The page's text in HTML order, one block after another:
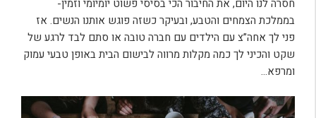
חסרה לנו היום, את החיבור הכי בסיסי פשוט יומיומי וזמין-
בממלכת הצמחים והטבע, ובעיקר כשזה פוגש אותנו הנשים. אז
פני לך אחה”צ עם הילדים עם חברה טובה או סתם לבד לרגע של
שקט והכיני לך כמה מקלות מרווה לבישום הבית באופן טבעי עמוק
ומרפא…